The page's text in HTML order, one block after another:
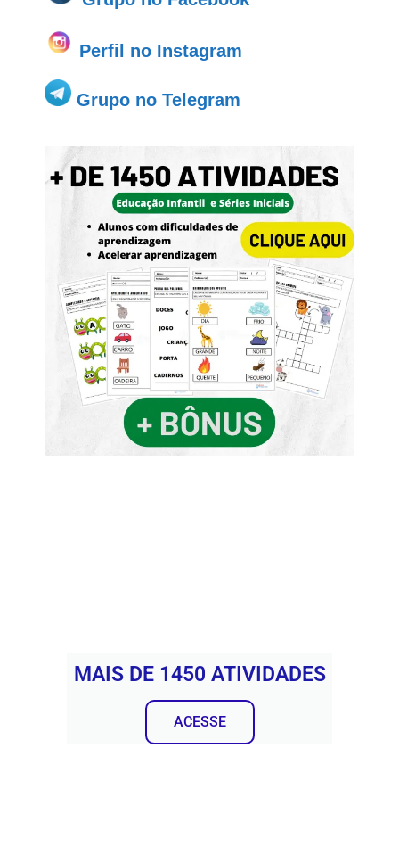
Perfil no Instagram
Grupo no Telegram
MAIS DE 1450 ATIVIDADES
ACESSE